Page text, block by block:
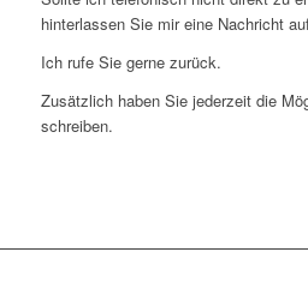
hinterlassen Sie mir eine Nachricht
Ich rufe Sie gerne zurück.
Zusätzlich haben Sie jederzeit die
schreiben.